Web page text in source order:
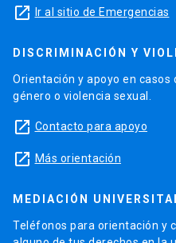
launch Ir al sitio de Emergencias
DISCRIMINACIÓN Y
Orientación y apoyo en
género o violencia sexual.
launch Contacto para apoyo
launch Más orientación
MEDIACIÓN
Teléfonos para orientación y